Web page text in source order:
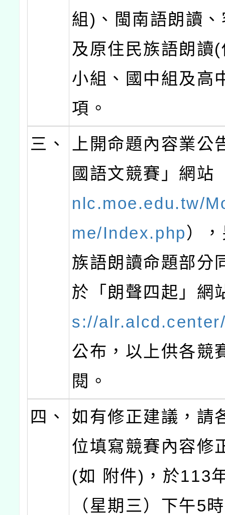
組)、閩南語朗讀
及原住民族語朗讀
小組、國中組及高
項。
三、
上開命題內容業公
國語文競賽」網站
nlc.moe.edu.tw/
me/Index.php）
族語朗讀命題部分
於「朗聲四起」網
s://
公布，以上供各競
閱。
四、
如有修正建議，請
位填寫競賽內容修
(如 附件)，於113
（星期三）下午5